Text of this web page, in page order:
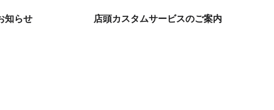
知らせ 店頭カスタムサービスのご案内